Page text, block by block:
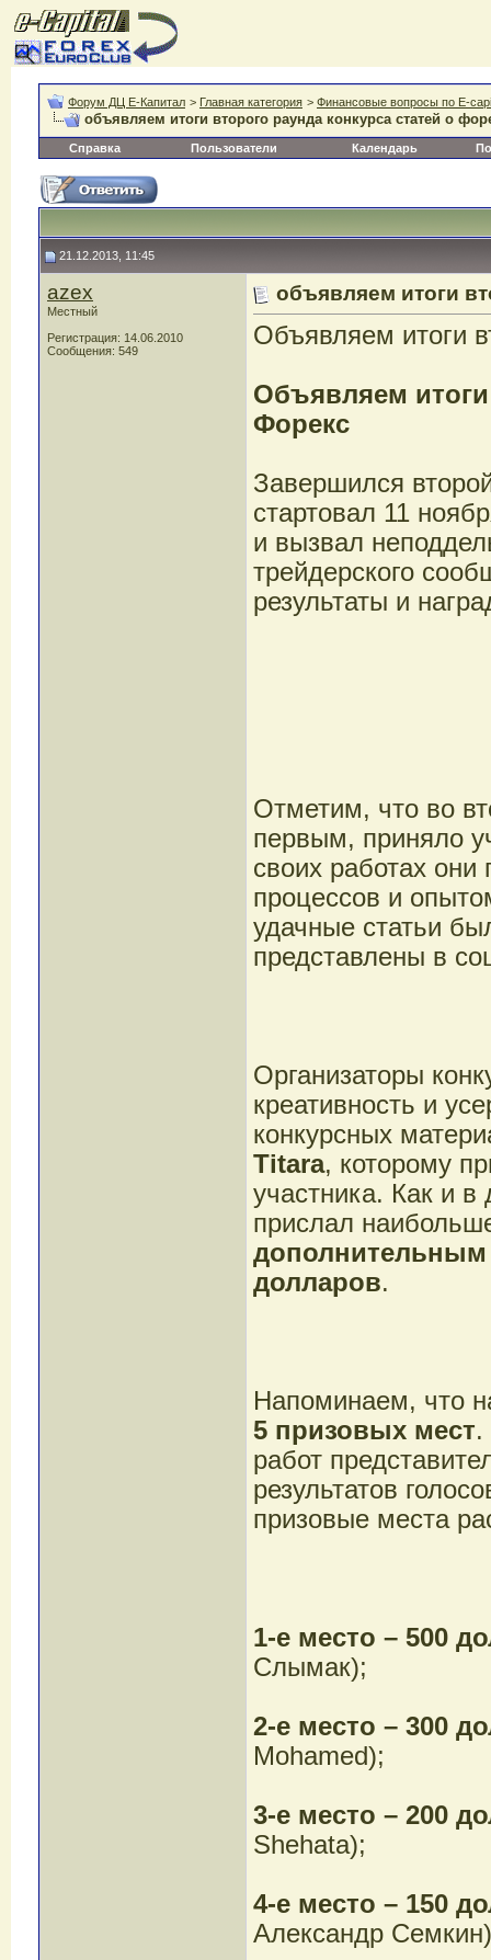
Форум ДЦ Е-Капитал > Главная категория > Финансовые вопросы по E-
объявляем итоги второго раунда конкурса статей о
Справка Пользователи Календарь
21.12.2013, 11:45
azex
Местный
Регистрация: 14.06.2010
Сообщения: 549
объявляем итоги
Объявляем итоги
Объявляем итоги
Форекс
Завершился
стартовал 11
и вызвал
трейдерского
результаты и
Отметим, что во
первым, приняло
своих работах
процессов и
удачные статьи
представлены в
Организаторы
креативность и
конкурсных
Titara, которому
участника. Как и
прислал
дополнительным
долларов.
Напоминаем, что
5 призовых мест.
работ
результатов
призовые места
1-е место – 500
Слымак);
2-е место – 300
Mohamed);
3-е место – 200
Shehata);
4-е место – 150
Александр